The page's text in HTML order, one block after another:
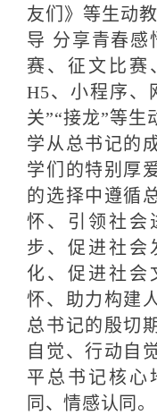
友们》等生动
导 分享青春感
赛、征文比赛
H5、小程序、
关”“接龙”等生
学从总书记的
学们的特别厚
的选择中遵循
怀、引领社会
步、促进社会
化、促进社会
怀、助力构建
总书记的殷切
自觉、行动自
平总书记核心
同、情感认同。